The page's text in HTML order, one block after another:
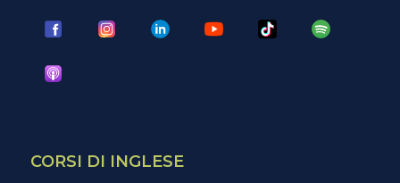
CORSI DI INGLESE